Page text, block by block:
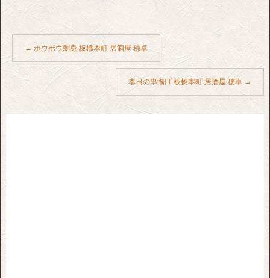
← ホウボウ刺身 板橋本町 居酒屋 穂卓
本日の串揚げ 板橋本町 居酒屋 穂卓 →